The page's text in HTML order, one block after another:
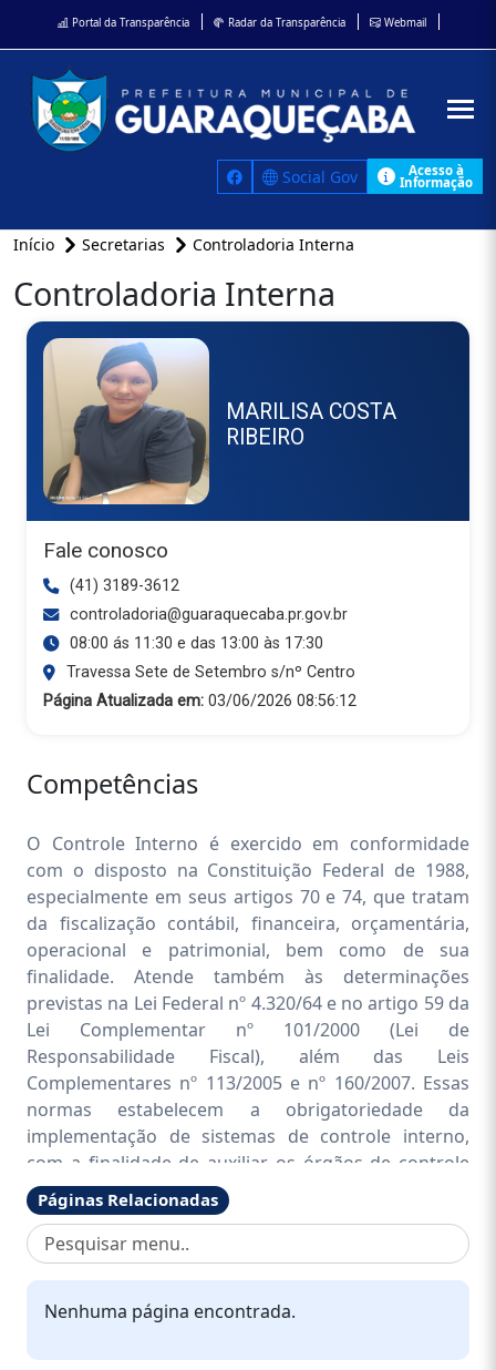
Portal da Transparência Radar da Transparência Webmail
Social Gov Acesso à
Informação
Início Secretarias Controladoria Interna
Controladoria Interna
MARILISA COSTA
RIBEIRO
Fale conosco
(41) 3189-3612
controladoria@guaraquecaba.pr.gov.br
08:00 ás 11:30 e das 13:00 às 17:30
Travessa Sete de Setembro s/nº Centro
Página Atualizada em: 03/06/2026 08:56:12
Competências
O Controle Interno é exercido em conformidade
com o disposto na Constituição Federal de 1988,
especialmente em seus artigos 70 e 74, que tratam
da fiscalização contábil, financeira, orçamentária,
operacional e patrimonial, bem como de sua
finalidade. Atende também às determinações
previstas na Lei Federal nº 4.320/64 e no artigo 59 da
Lei Complementar nº 101/2000 (Lei de
Responsabilidade Fiscal), além das Leis
Complementares nº 113/2005 e nº 160/2007. Essas
normas estabelecem a obrigatoriedade da
implementação de sistemas de controle interno,
com a finalidade de auxiliar os órgãos de controle
externo e os gestores públicos na condução dos
processos administrativos. O Controle Interno tem
como objetivo assegurar o cumprimento dos
princípios constitucionais da legalidade,
legitimidade e economicidade na gestão pública. No
âmbito do Município de Guaraqueçaba, o Controle
Páginas Relacionadas
Nenhuma página encontrada.